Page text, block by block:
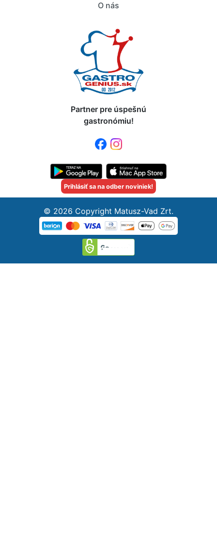
O nás
Partner pre úspešnú
gastronómiu!
Prihlásiť sa na odber noviniek!
© 2026 Copyright Matusz-Vad Zrt.